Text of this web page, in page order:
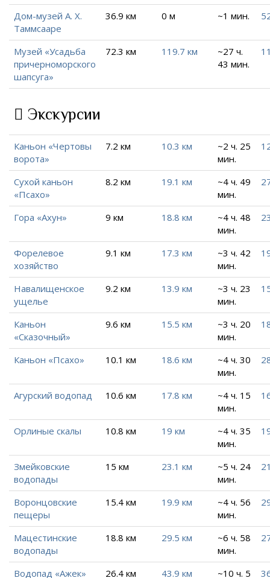
Дом-музей А. Х.
Таммсааре
36.9 км 0 м ~1 мин.
Музей «Усадьба
причерноморского
шапсуга»
72.3 км 119.7 км
~27 ч.
43 мин.
Экскурсии
Каньон «Чертовы
ворота»
7.2 км 10.3 км
~2 ч. 25
мин.
Сухой каньон
«Псахо»
8.2 км 19.1 км
~4 ч. 49
мин.
Гора «Ахун» 9 км 18.8 км
~4 ч. 48
мин.
Форелевое
хозяйство
9.1 км 17.3 км
~3 ч. 42
мин.
Навалищенское
ущелье
9.2 км 13.9 км
~3 ч. 23
мин.
Каньон
«Сказочный»
9.6 км 15.5 км
~3 ч. 20
мин.
Каньон «Псахо» 10.1 км 18.6 км
~4 ч. 30
мин.
Агурский водопад 10.6 км 17.8 км
~4 ч. 15
мин.
Орлиные скалы 10.8 км 19 км
~4 ч. 35
мин.
Змейковские
водопады
15 км 23.1 км
~5 ч. 24
мин.
Воронцовские
пещеры
15.4 км 19.9 км
~4 ч. 56
мин.
Мацестинские
водопады
18.8 км 29.5 км
~6 ч. 58
мин.
Водопад «Ажек» 26.4 км 43.9 км
~10 ч. 5